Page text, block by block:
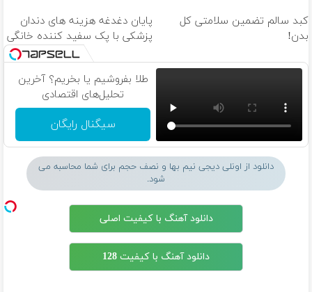
کبد سالم تضمین سلامتی کل
بدن!
پایان دغدغه هزینه های دندان
پزشکی با پک سفید کننده خانگی
طلا بفروشیم یا بخریم؟ آخرین
تحلیل‌های اقتصادی
سیگنال رایگان
دانلود از اونلی دیجی نیم بها و نصف حجم برای شما محاسبه می
شود.
دانلود آهنگ با کیفیت اصلی
دانلود آهنگ با کیفیت 128